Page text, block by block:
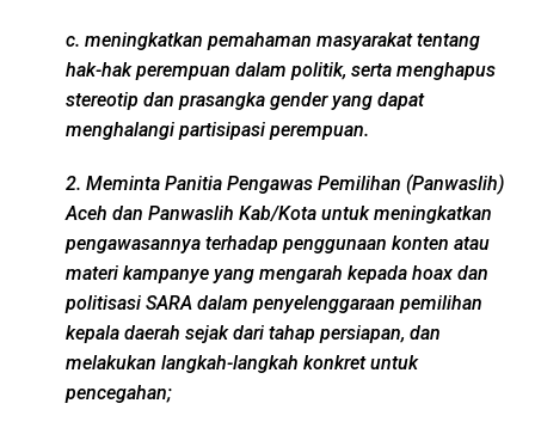
c. meningkatkan pemahaman masyarakat tentang
hak-hak perempuan dalam politik, serta menghapus
stereotip dan prasangka gender yang dapat
menghalangi partisipasi perempuan.
2. Meminta Panitia Pengawas Pemilihan (Panwaslih)
Aceh dan Panwaslih Kab/Kota untuk meningkatkan
pengawasannya terhadap penggunaan konten atau
materi kampanye yang mengarah kepada hoax dan
politisasi SARA dalam penyelenggaraan pemilihan
kepala daerah sejak dari tahap persiapan, dan
melakukan langkah-langkah konkret untuk
pencegahan;